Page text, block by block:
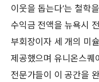
이웃을 돕는다’는 철학
수익금 전액을 뉴욕시
부회장이자 세 개의 미
제공했으며 유니온스
전문가들이 이 공간을